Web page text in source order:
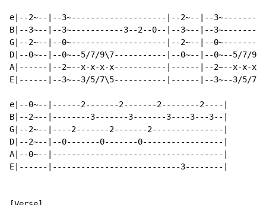
e|--2~--|--3~--------------------|--2~--|--
B|--3~--|--3~-----------3--2--0--|--3~--|--
G|--2~--|--0~--------------------|--2~--|--
D|--0~--|--0~--5/7/9\7-----------|--0~--|--0~--5/7/
A|------|--2~--x-x-x-x-----------|------|--2~--x-x-
E|------|--3~--3/5/7\5-----------|------|--3~--3/
e|--0~--|------2-------2-------2--------2----|
B|--2~--|--------3-------3-------3----3---3--|
G|--2~--|----2-------2-------2---------------|
D|--2~--|--0-------0-------0-----------------|
A|--0~--|------------------------------------|
E|------|---------------------------3--------|